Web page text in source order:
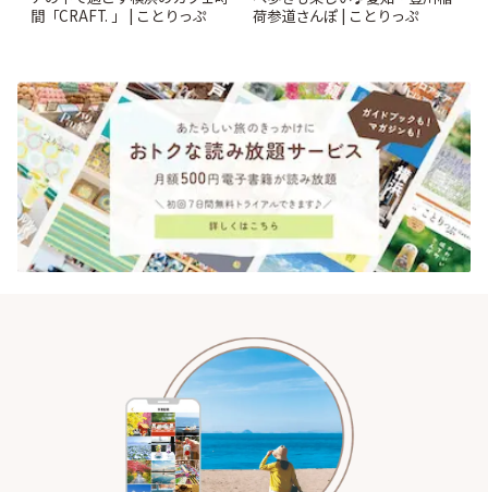
間「CRAFT. 」 | ことりっぷ
荷参道さんぽ | ことりっぷ